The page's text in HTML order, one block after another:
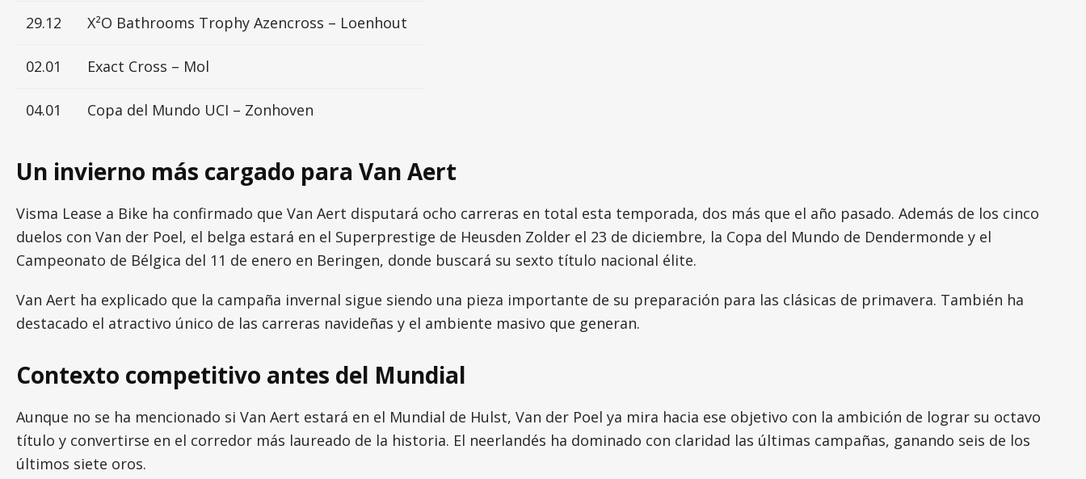
29.12 X²O Bathrooms Trophy Azencross – Loenhout
02.01 Exact Cross – Mol
04.01 Copa del Mundo UCI – Zonhoven
Un invierno más cargado para Van Aert
Visma Lease a Bike ha confirmado que Van Aert disputará ocho carreras en total esta temporada, dos más que el año pasado. Además de los cinco
duelos con Van der Poel, el belga estará en el Superprestige de Heusden Zolder el 23 de diciembre, la Copa del Mundo de Dendermonde y el
Campeonato de Bélgica del 11 de enero en Beringen, donde buscará su sexto título nacional élite.
Van Aert ha explicado que la campaña invernal sigue siendo una pieza importante de su preparación para las clásicas de primavera. También ha
destacado el atractivo único de las carreras navideñas y el ambiente masivo que generan.
Contexto competitivo antes del Mundial
Aunque no se ha mencionado si Van Aert estará en el Mundial de Hulst, Van der Poel ya mira hacia ese objetivo con la ambición de lograr su octavo
título y convertirse en el corredor más laureado de la historia. El neerlandés ha dominado con claridad las últimas campañas, ganando seis de los
últimos siete oros.